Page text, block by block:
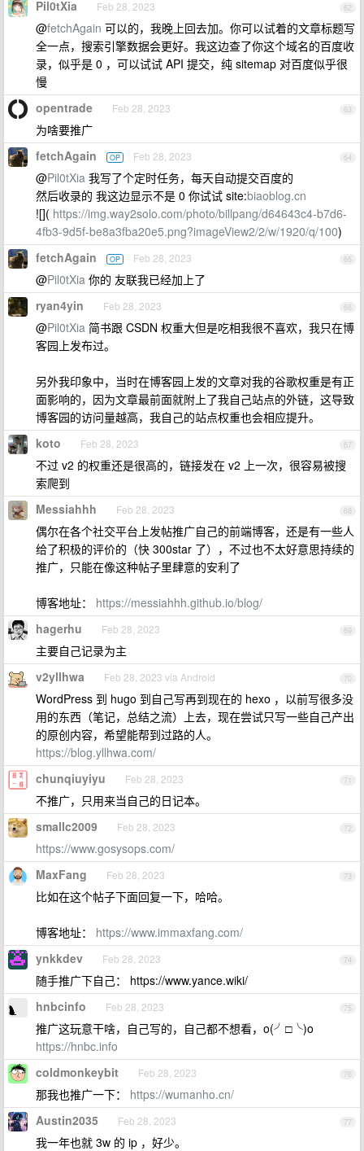
62
Pil0tXia Feb 28, 2023
@fetchAgain 可以的，我晚上回去加。你可以试着的文章标题写
全一点，搜索引擎数据会更好。我这边查了你这个域名的百度收
录，似乎是 0 ，可以试试 API 提交，纯 sitemap 对百度似乎很
慢
63
opentrade Feb 28, 2023
为啥要推广
64
fetchAgain OP Feb 28, 2023
@Pil0tXia 我写了个定时任务，每天自动提交百度的
然后收录的 我这边显示不是 0 你试试 site:biaoblog.cn
![]( https://img.way2solo.com/photo/billpang/d64643c4-b7d6-
4fb3-9d5f-be8a3fba20e5.png?imageView2/2/w/1920/q/100)
65
fetchAgain OP Feb 28, 2023
@Pil0tXia 你的 友联我已经加上了
66
ryan4yin Feb 28, 2023
@Pil0tXia 简书跟 CSDN 权重大但是吃相我很不喜欢，我只在博
客园上发布过。
另外我印象中，当时在博客园上发的文章对我的谷歌权重是有正
面影响的，因为文章最前面就附上了我自己站点的外链，这导致
博客园的访问量越高，我自己的站点权重也会相应提升。
67
koto Feb 28, 2023
不过 v2 的权重还是很高的，链接发在 v2 上一次，很容易被搜
索爬到
68
Messiahhh Feb 28, 2023
偶尔在各个社交平台上发帖推广自己的前端博客，还是有一些人
给了积极的评价的（快 300star 了），不过也不太好意思持续的
推广，只能在像这种帖子里肆意的安利了
博客地址： https://messiahhh.github.io/blog/
69
hagerhu Feb 28, 2023
主要自己记录为主
70
v2yllhwa Feb 28, 2023 via Android
WordPress 到 hugo 到自己写再到现在的 hexo ，以前写很多没
用的东西（笔记，总结之流）上去，现在尝试只写一些自己产出
的原创内容，希望能帮到过路的人。
https://blog.yllhwa.com/
71
chunqiuyiyu Feb 28, 2023
不推广，只用来当自己的日记本。
72
smallc2009 Feb 28, 2023
https://www.gosysops.com/
73
MaxFang Feb 28, 2023
比如在这个帖子下面回复一下，哈哈。
博客地址： https://www.immaxfang.com/
74
ynkkdev Feb 28, 2023
随手推广下自己： https://www.yance.wiki/
75
hnbcinfo Feb 28, 2023
推广这玩意干啥，自己写的，自己都不想看，o(╯□╰)o
https://hnbc.info
76
coldmonkeybit Feb 28, 2023
那我也推广一下： https://wumanho.cn/
77
Austin2035 Feb 28, 2023
我一年也就 3w 的 ip ，好少。